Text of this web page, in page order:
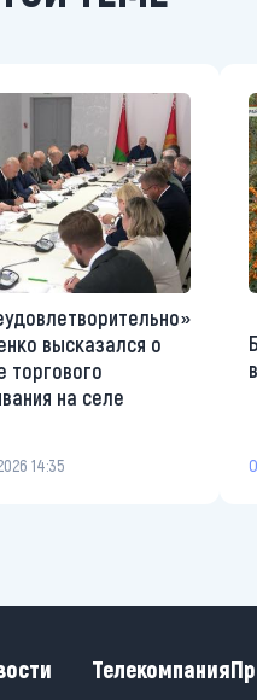
высказался о
торгового
на селе
14:35
Телекомпания